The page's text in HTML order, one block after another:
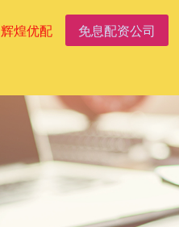
辉煌优配 免息配资公司